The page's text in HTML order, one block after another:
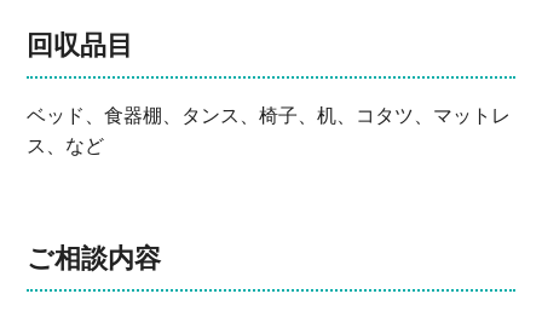
回収品目
ベッド、食器棚、タンス、椅子、机、コタツ、マットレ
ス、など
ご相談内容